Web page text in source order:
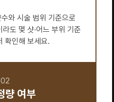
와 시술 범위 기준으로
도 몇 샷·어느 부위 기준
확인해 보세요.
02
량 여부